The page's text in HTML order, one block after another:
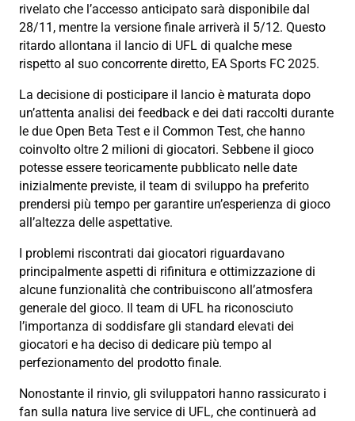
rivelato che l’accesso anticipato sarà disponibile dal
28/11, mentre la versione finale arriverà il 5/12. Questo
ritardo allontana il lancio di UFL di qualche mese
rispetto al suo concorrente diretto, EA Sports FC 2025.
La decisione di posticipare il lancio è maturata dopo
un’attenta analisi dei feedback e dei dati raccolti durante
le due Open Beta Test e il Common Test, che hanno
coinvolto oltre 2 milioni di giocatori. Sebbene il gioco
potesse essere teoricamente pubblicato nelle date
inizialmente previste, il team di sviluppo ha preferito
prendersi più tempo per garantire un’esperienza di gioco
all’altezza delle aspettative.
I problemi riscontrati dai giocatori riguardavano
principalmente aspetti di rifinitura e ottimizzazione di
alcune funzionalità che contribuiscono all’atmosfera
generale del gioco. Il team di UFL ha riconosciuto
l’importanza di soddisfare gli standard elevati dei
giocatori e ha deciso di dedicare più tempo al
perfezionamento del prodotto finale.
Nonostante il rinvio, gli sviluppatori hanno rassicurato i
fan sulla natura live service di UFL, che continuerà ad